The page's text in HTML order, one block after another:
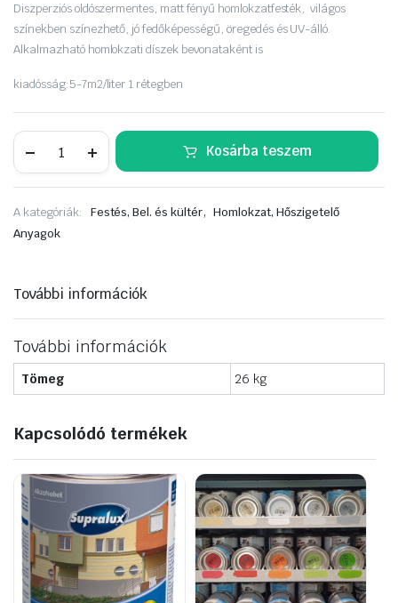
Diszperziós oldószermentes, matt fényű homlokzatfesték, világos
színekben színezhető, jó fedőképességű, öregedés és UV-álló.
Alkalmazható homlokzati díszek bevonataként is
kiadósság:5-7m2/liter 1 rétegben
HD80
homlokzatfesték
15
fehér
mennyiség
Kosárba teszem
A kategóriák: Festés, Bel. és kültér, Homlokzat, Hőszigetelő
Anyagok
További információk
További információk
Tömeg 26 kg
Kapcsolódó termékek